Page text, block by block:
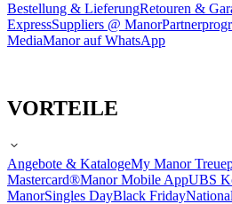
Bestellung & LieferungRetouren &
ExpressSuppliers @ Manor
MediaManor auf WhatsApp
VORTEILE
Angebote & KatalogeMy Manor
Mastercard®Manor Mobile AppUBS
ManorSingles DayBlack Friday